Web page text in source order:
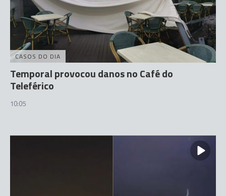
CASOS DO DIA
Temporal provocou danos no Café do
Teleférico
10:05